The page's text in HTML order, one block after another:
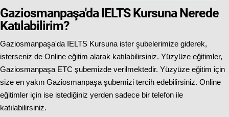
Gaziosmanpaşa'da IELTS Kursuna Nerede
Katılabilirim?
Gaziosmanpaşa'da IELTS Kursuna ister şubelerimize giderek,
isterseniz de Online eğitim alarak katılabilirsiniz. Yüzyüze eğitimler,
Gaziosmanpaşa ETC şubemizde verilmektedir. Yüzyüze eğitim için
size en yakın Gaziosmanpaşa şubemizi tercih edebilirsiniz. Online
eğitimler için ise istediğiniz yerden sadece bir telefon ile
katılabilirsiniz.